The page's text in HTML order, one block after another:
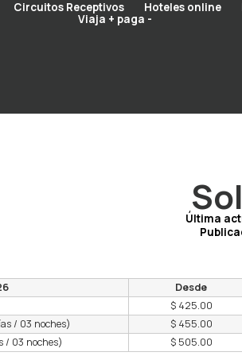
Circuitos Receptivos Hoteles online
Viaja + paga -
Última
Desde
$ 425.00
/ 03 noches)
$ 455.00
/ 03 noches)
$ 505.00